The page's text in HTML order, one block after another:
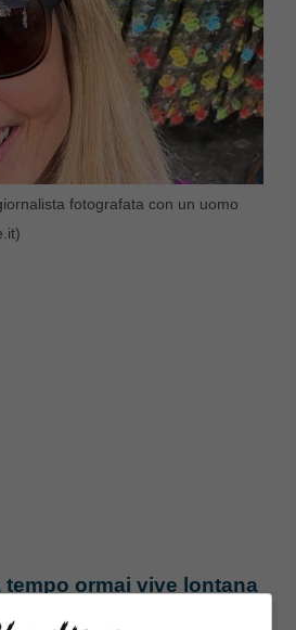
fotografata con un uomo
tempo ormai vive lontana
ha preferito alla città,